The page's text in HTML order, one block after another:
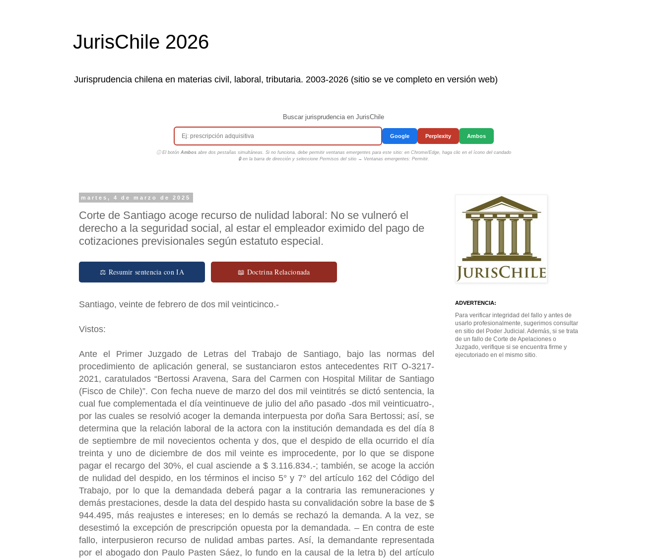
JurisChile 2026
Jurisprudencia chilena en materias civil, laboral, tributaria. 2003-2026 (sitio se ve completo en versión web)
Buscar jurisprudencia en JurisChile
Google Perplexity Ambos
ⓘ El botón Ambosabre dos pestañas simultáneas. Si no funciona, debe permitir ventanas emergentes para este sitio: en Chrome/Edge, haga clic en el ícono del candado
🔒 en la barra de dirección y seleccione Permisos del sitio → Ventanas emergentes: Permitir.
martes, 4 de marzo de 2025
Corte de Santiago acoge recurso de nulidad laboral: No se vulneró el
derecho a la seguridad social, al estar el empleador eximido del pago de
cotizaciones previsionales según estatuto especial.
⚖ Resumir sentencia con IA 📖 Doctrina Relacionada
Santiago, veinte de febrero de dos mil veinticinco.-
Vistos:
Ante el Primer Juzgado de Letras del Trabajo de Santiago, bajo las normas del
procedimiento de aplicación general, se sustanciaron estos antecedentes RIT O-3217-
2021, caratulados “Bertossi Aravena, Sara del Carmen con Hospital Militar de Santiago
(Fisco de Chile)”. Con fecha nueve de marzo del dos mil veintitrés se dictó sentencia, la
cual fue complementada el día veintinueve de julio del año pasado -dos mil veinticuatro-,
por las cuales se resolvió acoger la demanda interpuesta por doña Sara Bertossi; así, se
determina que la relación laboral de la actora con la institución demandada es del día 8
de septiembre de mil novecientos ochenta y dos, que el despido de ella ocurrido el día
treinta y uno de diciembre de dos mil veinte es improcedente, por lo que se dispone
pagar el recargo del 30%, el cual asciende a $ 3.116.834.-; también, se acoge la acción
de nulidad del despido, en los términos el inciso 5° y 7° del artículo 162 del Código del
Trabajo, por lo que la demandada deberá pagar a la contraria las remuneraciones y
demás prestaciones, desde la data del despido hasta su convalidación sobre la base de $
944.495, más reajustes e intereses; en lo demás se rechazó la demanda. A la vez, se
desestimó la excepción de prescripción opuesta por la demandada. – En contra de este
fallo, interpusieron recurso de nulidad ambas partes. Así, la demandante representada
por el abogado don Paulo Pasten Sáez, lo fundo en la causal de la letra b) del artículo
ADVERTENCIA:
Para verificar integridad del fallo y antes de
usarlo profesionalmente, sugerimos consultar
en sitio del Poder Judicial. Además, si se trata
de un fallo de Corte de Apelaciones o
Juzgado, verifique si se encuentra firme y
ejecutoriado en el mismo sitio.